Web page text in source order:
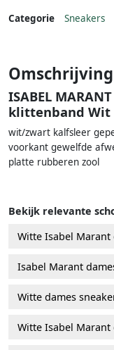
Categorie Sneakers
Omschrijving
ISABEL
klittenband Wit
wit/zwart kalfsleer
voorkant gewelfde
platte rubberen zool
Bekijk relevante
Witte Isabel Marant
Isabel Marant
Witte dames
Witte Isabel Marant